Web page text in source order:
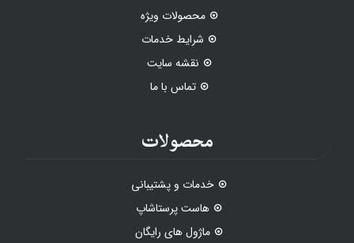
محصولات ویژه
شرایط خدمات
نقشه سایت
تماس با ما
محصولات
خدمات و پشتیبانی
هاست پرستاشاپ
ماژول های رایگان